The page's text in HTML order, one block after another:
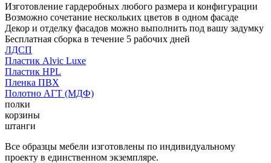
Изготовление гардеробных любого размера и конфигурации
Возможно сочетание нескольких цветов в одном фасаде
Декор и отделку фасадов можно выполнить под вашу задумку
Бесплатная сборка в течение 5 рабочих дней
ЛДСП
Пластик Alvic Luxe
Пластик HPL
Пленка ПВХ
Полотно АГТ (МДФ)
полки
корзины
штанги
Все образцы мебели изготовлены по индивидуальному
проекту в единственном экземпляре.